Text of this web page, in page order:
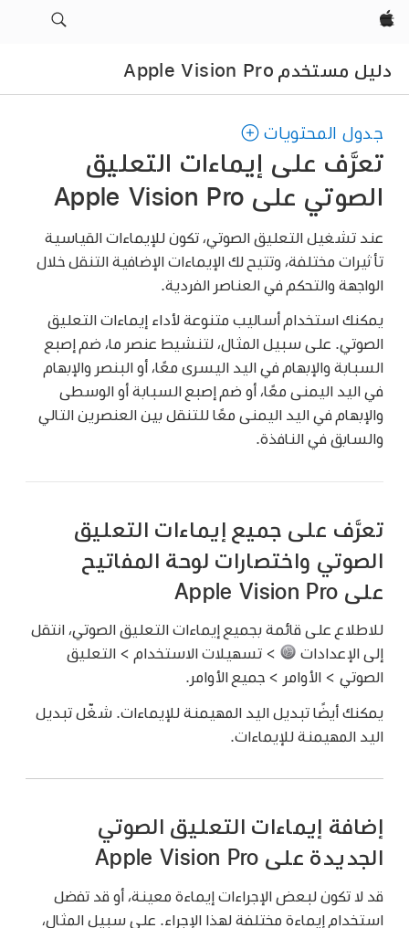
Apple‏
دليل مستخدم Apple Vision Pro
جدول المحتويات
تعرَّف على إيماءات التعليق
الصوتي على Apple Vision Pro
عند تشغيل التعليق الصوتي، تكون للإيماءات القياسية
تأثيرات مختلفة، وتتيح لك الإيماءات الإضافية التنقل خلال
الواجهة والتحكم في العناصر الفردية.
يمكنك استخدام أساليب متنوعة لأداء إيماءات التعليق
الصوتي. على سبيل المثال، لتنشيط عنصر ما، ضم إصبع
السبابة والإبهام في اليد اليسرى معًا، أو البنصر والإبهام
في اليد اليمنى معًا، أو ضم إصبع السبابة أو الوسطى
والإبهام في اليد اليمنى معًا للتنقل بين العنصرين التالي
والسابق في النافذة.
تعرَّف على جميع إيماءات التعليق
الصوتي واختصارات لوحة المفاتيح
على Apple Vision Pro
للاطلاع على قائمة بجميع إيماءات التعليق الصوتي، انتقل
إلى الإعدادات
> تسهيلات الاستخدام > التعليق
الصوتي > الأوامر > جميع الأوامر.
يمكنك أيضًا تبديل اليد المهيمنة للإيماءات. شغّل تبديل
اليد المهيمنة للإيماءات.
إضافة إيماءات التعليق الصوتي
الجديدة على Apple Vision Pro
قد لا تكون لبعض الإجراءات إيماءة معينة، أو قد تفضل
استخدام إيماءة مختلفة لهذا الإجراء. على سبيل المثال،